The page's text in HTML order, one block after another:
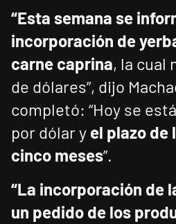
“Esta semana se
incorporación de
carne caprina, la cual
de dólares”, dijo
completó: “Hoy se
por dólar y el plazo de
cinco meses”.
“La incorporación de
un pedido de los